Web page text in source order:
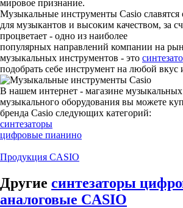
мировое признание.
Музыкальные инструменты Casio славятся
для музыкантов и высоким качеством, за
процветает - одно из наиболее
популярных направлений компании на
музыкальных инструментов - это
подобрать себе инструмент на любой вкус
В нашем интернет - магазине
музыкального оборудования вы можете
бренда Casio следующих категорий:
синтезаторы
цифровые пианино
Продукция CASIO
Другие синтезаторы
аналоговые CASIO